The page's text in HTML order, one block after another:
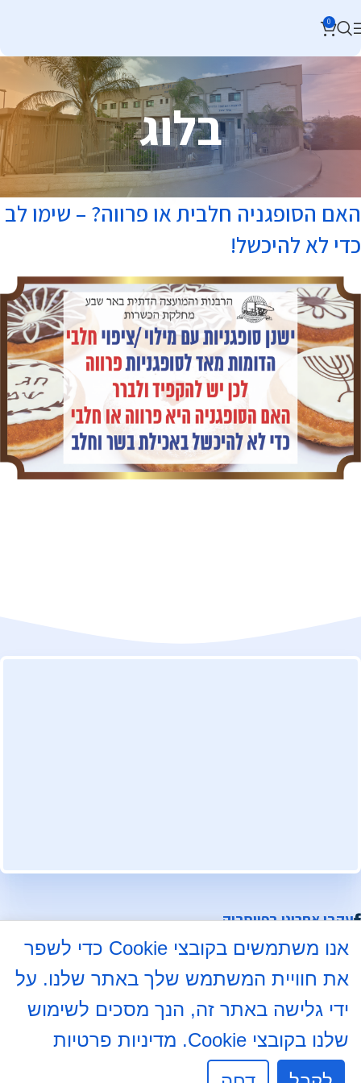
0
בלוג
האם הסופגניה חלבית או פרווה? – שימו לב
כדי לא להיכשל!
עקבו אחרינו בפייסבוק
08-6204000
08-6237234
info@mdb7.co.il
אנו משתמשים בקובצי Cookie כדי לשפר
את חוויית המשתמש שלך באתר שלנו. על
ידי גלישה באתר זה, הנך מסכים לשימוש
שלנו בקובצי Cookie.
מדיניות פרטיות